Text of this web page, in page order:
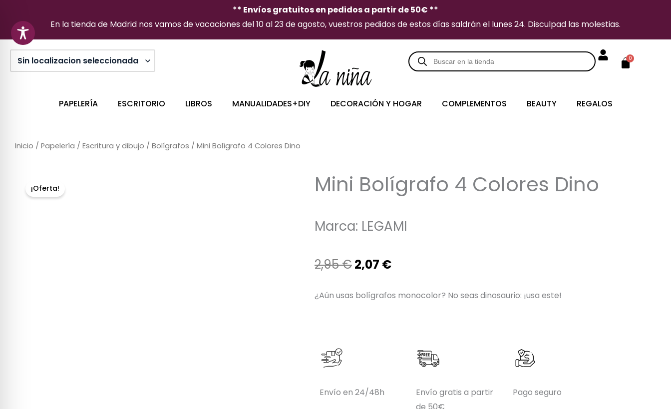
contenido
** Envíos gratuitos en pedidos a partir de 50€ **
En la tienda de Madrid nos vamos de vacaciones del 10 al 23 de agosto, vuestros pedidos de estos días saldrán el lunes 24. Disculpad las molestias.
Búsqueda
de
productos
0
Carrito
PAPELERÍA ESCRITORIO LIBROS MANUALIDADES+DIY DECORACIÓN Y HOGAR COMPLEMENTOS BEAUTY REGALOS
Inicio / Papelería / Escritura y dibujo / Bolígrafos / Mini Bolígrafo 4 Colores Dino
¡Oferta! Mini Bolígrafo 4 Colores Dino
Marca: LEGAMI
2,95€El
2,07 €El
2,07 €.
¿Aún usas bolígrafos monocolor? No seas dinosaurio: ¡usa este!
Envío en 24/48h
Envío gratis a partir
de 50€
Pago seguro